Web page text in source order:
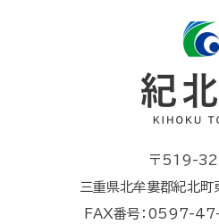
〒519-
三重県北牟婁郡紀北
FAX番号：0597-47-